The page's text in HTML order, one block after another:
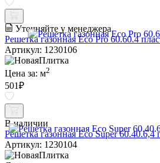
Уточняйте у менеджера
Решетка газонная Eco Pro 60.60.4
Артикул: 1230106
Цена за: м2
501₽
В наличии
Решетка газонная Eco Super 60.40.6,4
Артикул: 1230104